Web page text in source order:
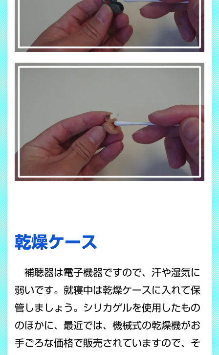
乾燥ケース
補聴器は電子機器ですので、汗や湿気に
弱いです。就寝中は乾燥ケースに入れて保
管しましょう。シリカゲルを使用したもの
のほかに、最近では、機械式の乾燥機がお
手ごろな価格で販売されていますので、そ